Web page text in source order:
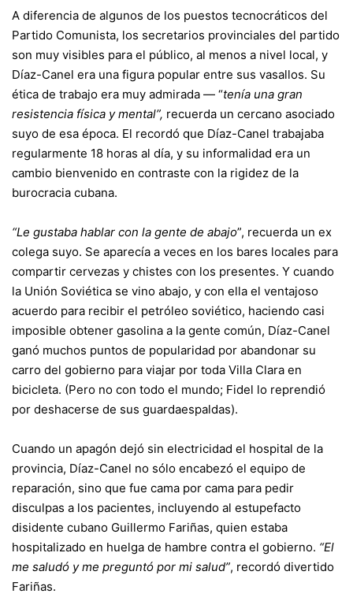
A diferencia de algunos de los puestos tecnocráticos del
Partido Comunista, los secretarios provinciales del partido
son muy visibles para el público, al menos a nivel local, y
Díaz-Canel era una figura popular entre sus vasallos. Su
ética de trabajo era muy admirada — “tenía una gran
resistencia física y mental”, recuerda un cercano asociado
suyo de esa época. El recordó que Díaz-Canel trabajaba
regularmente 18 horas al día, y su informalidad era un
cambio bienvenido en contraste con la rigidez de la
burocracia cubana.
“Le gustaba hablar con la gente de abajo”, recuerda un ex
colega suyo. Se aparecía a veces en los bares locales para
compartir cervezas y chistes con los presentes. Y cuando
la Unión Soviética se vino abajo, y con ella el ventajoso
acuerdo para recibir el petróleo soviético, haciendo casi
imposible obtener gasolina a la gente común, Díaz-Canel
ganó muchos puntos de popularidad por abandonar su
carro del gobierno para viajar por toda Villa Clara en
bicicleta. (Pero no con todo el mundo; Fidel lo reprendió
por deshacerse de sus guardaespaldas).
Cuando un apagón dejó sin electricidad el hospital de la
provincia, Díaz-Canel no sólo encabezó el equipo de
reparación, sino que fue cama por cama para pedir
disculpas a los pacientes, incluyendo al estupefacto
disidente cubano Guillermo Fariñas, quien estaba
hospitalizado en huelga de hambre contra el gobierno. “El
me saludó y me preguntó por mi salud”, recordó divertido
Fariñas.